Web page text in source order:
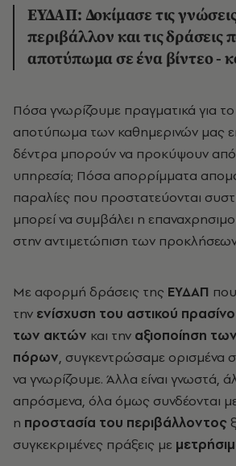
ΕΥΔΑΠ: Δοκίμασε τις
περιβάλλον και τις δράσεις
αποτύπωμα σε ένα βίντεο -
Πόσα γνωρίζουμε πραγματικά για το περιβαλλοντικό
αποτύπωμα των καθημερινών μας
δέντρα μπορούν να προκύψουν
υπηρεσία; Πόσα απορρίμματα
παραλίες που προστατεύονται
μπορεί να συμβάλει η
στην αντιμετώπιση των
Με αφορμή δράσεις της ΕΥΔΑΠ
την ενίσχυση του αστικού
των ακτών και την αξιοποίηση
πόρων, συγκεντρώσαμε ορισμένα
να γνωρίζουμε. Άλλα είναι γνωστά,
απρόσμενα, όλα όμως συνδέονται με
η προστασία του περιβάλλοντος
συγκεκριμένες πράξεις με